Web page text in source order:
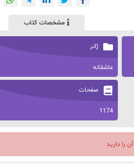
مشخصات کتاب
ژانر
عاشقانه
صفحات
1174
را دارید